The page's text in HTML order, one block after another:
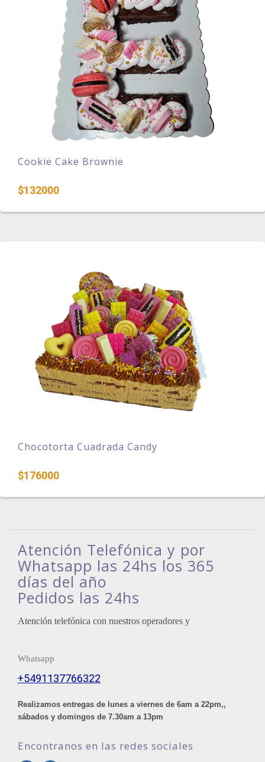
Cookie Cake Brownie
$132000
Chocotorta Cuadrada Candy
$176000
Atención Telefónica y por
Whatsapp las 24hs los 365
días del año
Pedidos las 24hs
Atención telefónica con nuestros operadores y
Whatsapp
+5491137766322
Realizamos entregas de lunes a viernes de 6am a 22pm,,
sábados y domingos de 7.30am a 13pm
Encontranos en las redes sociales